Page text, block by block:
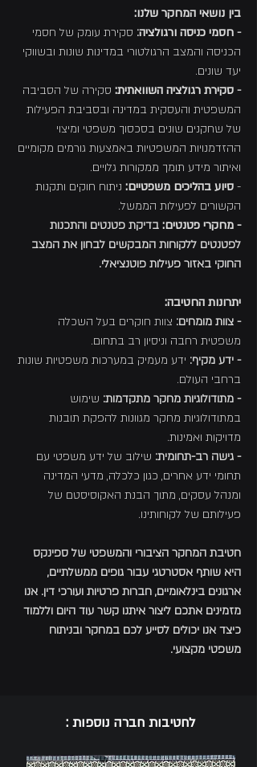
בין נושאי המחקר שלנו:
- חסמי כניסה ורגולציה: סקירת עומק של חסמי
הכניסה והמצב הרגולטורי במדינות שונות ובשווקי
יעד שונים.
- סקירת רגולציה השוואתית: סקירה של הסביבה
המשפטית והעסקית במדינה ובסביבת הפעילות
של שחקנים שונים בסכסוך משפטי ומיצוי
ההזדמנויות המשפטיות באמצעות גורמים מקומיים
ואיתור מידע תומך ממקורות גלויים.
- סיוע בהליכים משפטיים: ניתוח חוקים ותקנות
הקשורים לפעילות הממשל.
- מחקרי פטנטים: בדיקת פטנטים והתכנות
לפטנטים ללקוחות המבקשים לבחון את המצב
החוקי באזור פעילות פוטנציאלי.
יתרונות החטיבה:
- צוות מומחים: צוות חוקרים בעל השכלה
משפטית רחבה וניסיון רב בתחום.
- ידע מקיף: ידע מעמיק במערכות משפטיות שונות
ברחבי העולם.
- מתודולוגיות מחקר מתקדמות: שימוש
במתודולוגיות מחקר מגוונות להפקת תובנות
מדויקות ואמינות.
- גישה רב-תחומית: שילוב של ידע משפטי עם
תחומי ידע אחרים, כגון כלכלה, מדעי המדינה
ומנהל עסקים, מתוך הבנת האקוסיסטם של
פעילותם של לקוחותינו.
חטיבת המחקר הציבורי והמשפטי של ספינקס
היא שותף אסטרטגי עבור גופים ממשלתיים,
ארגונים בינלאומיים, חברות פרטיות ועורכי דין. אנו
מזמינים אתכם ליצור איתנו קשר עוד היום וללמוד
כיצד אנו יכולים לסייע לכם במחקר ובניתוח
משפטי מקצועי.
לחטיבות חברה נוספות :